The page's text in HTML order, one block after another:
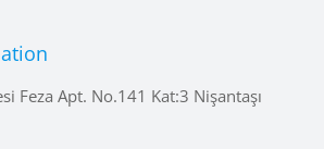
Feza Apt. No.141 Kat:3 Nişantaşı